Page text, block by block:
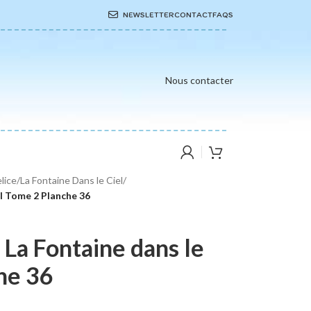
NEWSLETTERCONTACTFAQS
Nous contacter
/La Fontaine Dans le Ciel/
Tome 2 Planche 36
Fontaine dans le
36